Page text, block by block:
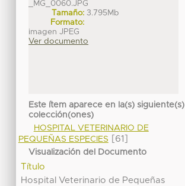
_MG_0060.JPG
Tamaño: 3.795Mb
Formato:
imagen JPEG
Ver documento
Este ítem aparece en la(s) siguiente(s)
colección(ones)
HOSPITAL VETERINARIO DE
PEQUEÑAS ESPECIES
[61]
Visualización del Documento
Título
Hospital Veterinario de Pequeñas